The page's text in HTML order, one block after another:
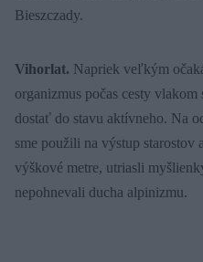
Bieszczady.
Vihorlat. Napriek veľkým
organizmus počas cesty vlakom
dostať do stavu aktívneho. Na
sme použili na výstup starostov
výškové metre, utriasli
nepohnevali ducha alpinizmu.